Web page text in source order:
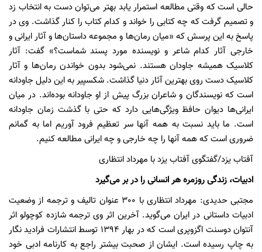
حالی است که وقتی مطالعه استمرار یابد بهتر می‌توان دست به انتخاب زد
و تصمیم گرفت که چه کتابی را خواند و کدام کتاب را کنار گذاشت. وی در
پاسخ به این پرسش که «میان رمان‌ها و مجموعه داستان‌ها و آثار ایرانی و
خارجی آثار کدام شاعر و نویسنده مورد پسند شماست؟» گفت: آثار
کلاسیک همیشه جاودان هستند. نمی‌شود بدون خواندن رمان‌ها و آثار
کلاسیک دست روی بهترین آثار دنیا گذاشت. شکسپیر به این دلیل جاودانه
است که نویسندگان و شاعران بزرگ پیش از او جاودانه بوده‌اند. در میان
ایرانی‌ها دیوان حافظ ویژگی‌هایی دارد که حتی با گذشت زمان جاودانه
است. ما باید نسبت به همه آنها سر تعظیم فرود آوریم اما به گمانم
ضروری است که همه آنها را چه خارجی و چه ایرانی مطالعه کنیم.
آفتاب یزد/گفتگوی آفتاب یزد با مهرداد انتظاری
ادبیات، زندگی روزمره هر انسانی را در بر می‌گیرد
مجتبی حدیدی: مهرداد انتظاری با 300 عنوان تالیف و ترجمه از وضعیت
ادبیات داستانی در ایران می‌گوید. آخرین اثر وی ترجمه شازده کوچولو اثر
آنتوان دوسنت اگزوپری است که در بهار 1394 توسط انتشارات فرادید نگار
به چاپ رسیده است. ایشان از صحبت بیشتر راجع به کارنامه ادبی خود